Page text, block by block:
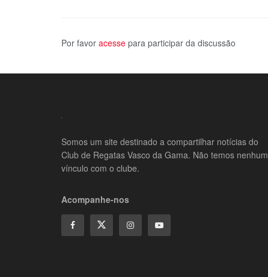
Por favor acesse para participar da discussão
Somos um site destinado a compartilhar notícias do
Club de Regatas Vasco da Gama. Não temos nenhum
vínculo com o clube.
Acompanhe-nos